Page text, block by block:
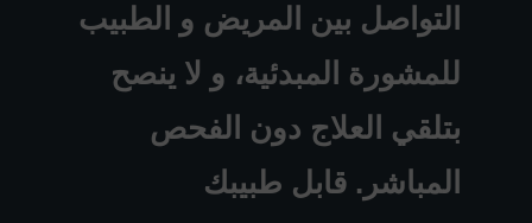
التواصل بين المريض و الطبيب
للمشورة المبدئية، و لا ينصح
بتلقي العلاج دون الفحص
المباشر. قابل طبيبك